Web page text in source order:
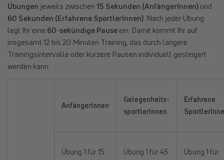
Übungen jeweils zwischen 15 Sekunden (AnfängerInnen) und
60 Sekunden (Erfahrene SportlerInnen). Nach jeder Übung
legt Ihr eine 60-sekündige Pause ein. Damit kommt Ihr auf
insgesamt 12 bis 20 Minuten Training, das durch längere
Trainingsintervalle oder kürzere Pausen individuell gesteigert
werden kann.
AnfängerInnen
Gelegenheits-
sportlerInnen
Erfahrene
Übung 1 für 15
Übung 1 für 45
Übung 1 für